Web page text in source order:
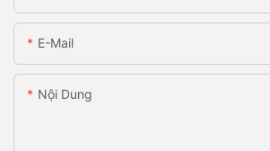
E-Mail
Nội Dung